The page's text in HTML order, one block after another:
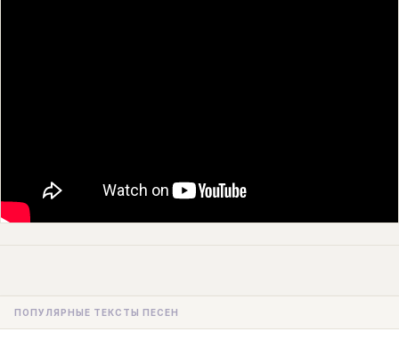
ПОПУЛЯРНЫЕ ТЕКСТЫ ПЕСЕН